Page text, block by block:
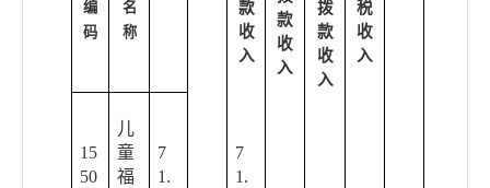
款
收
入
款
收
入
拨
款
收
入
税
收
入
编
码
名
称
15
50
儿
童
福
7
1.
7
1.